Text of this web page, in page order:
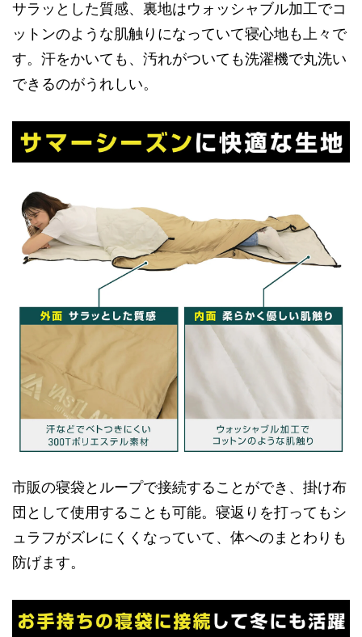
サラッとした質感、裏地はウォッシャブル加工でコ
ットンのような肌触りになっていて寝心地も上々で
す。汗をかいても、汚れがついても洗濯機で丸洗い
できるのがうれしい。
市販の寝袋とループで接続することができ、掛け布
団として使用することも可能。寝返りを打ってもシ
ュラフがズレにくくなっていて、体へのまとわりも
防げます。